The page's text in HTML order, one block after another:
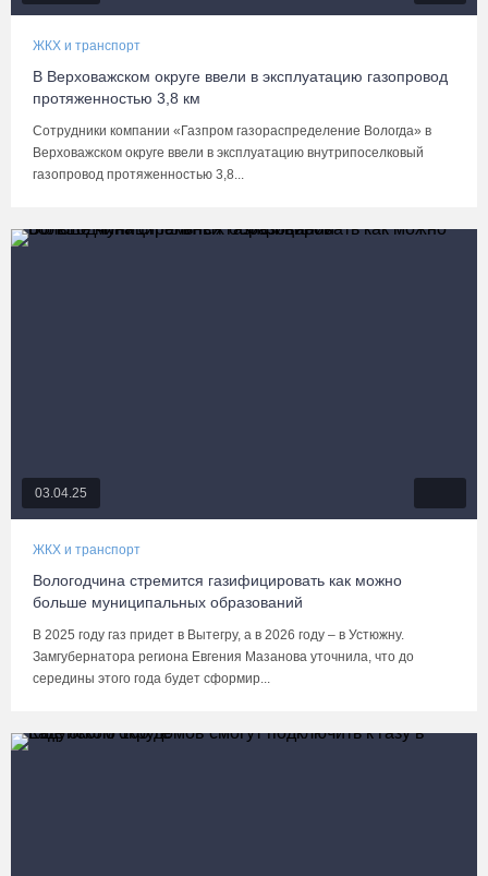
ЖКХ и транспорт
В Верховажском округе ввели в эксплуатацию газопровод
протяженностью 3,8 км
Сотрудники компании «Газпром газораспределение Вологда» в
Верховажском округе ввели в эксплуатацию внутрипоселковый
газопровод протяженностью 3,8...
03.04.25
ЖКХ и транспорт
Вологодчина стремится газифицировать как можно
больше муниципальных образований
В 2025 году газ придет в Вытегру, а в 2026 году – в Устюжну.
Замгубернатора региона Евгения Мазанова уточнила, что до
середины этого года будет сформир...